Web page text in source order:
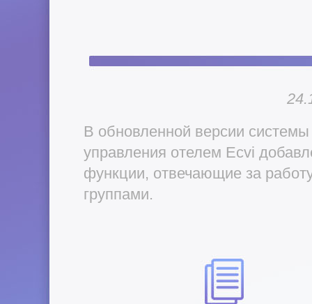
В обновленной версии системы
управления отелем Ecvi
функции, отвечающие за
группами.